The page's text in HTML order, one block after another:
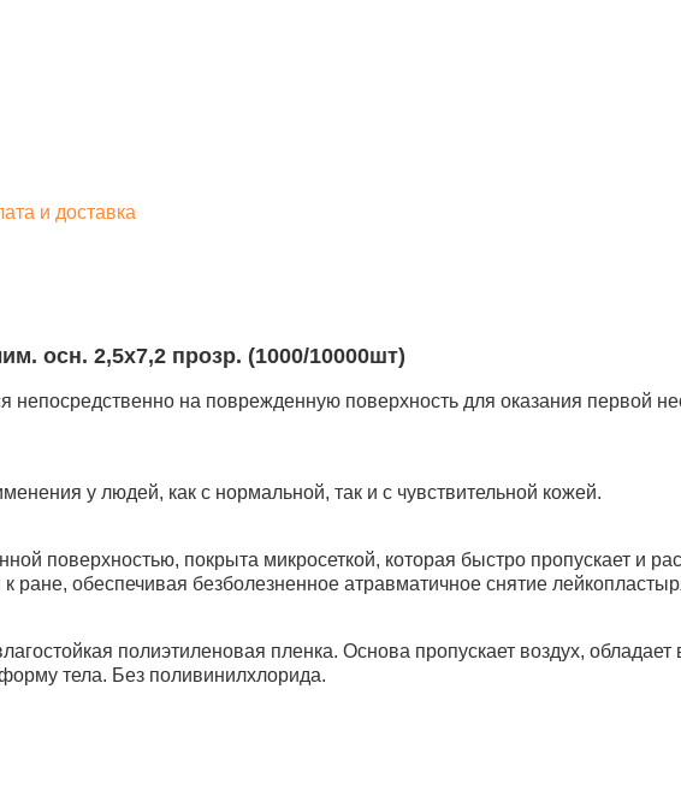
и доставка
осн. 2,5х7,2 прозр. (1000/10000шт)
непосредственно на поврежденную поверхность для оказания первой
у людей, как с нормальной, так и с чувствительной кожей.
поверхностью, покрыта микросеткой, которая быстро пропускает и
ране, обеспечивая безболезненное атравматичное снятие
полиэтиленовая пленка. Основа пропускает воздух,
тела. Без поливинилхлорида.